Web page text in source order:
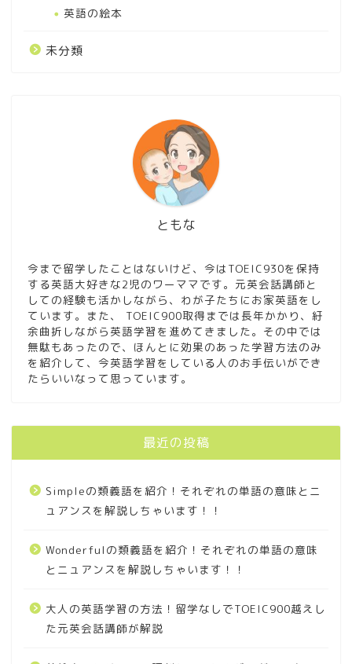
英語の絵本
未分類
ともな
今まで留学したことはないけど、今はTOEIC930を保持
する英語大好きな2児のワーママです。元英会話講師と
しての経験も活かしながら、わが子たちにお家英語をし
ています。また、 TOEIC900取得までは長年かかり、紆
余曲折しながら英語学習を進めてきました。その中では
無駄もあったので、ほんとに効果のあった学習方法のみ
を紹介して、今英語学習をしている人のお手伝いができ
たらいいなって思っています。
最近の投稿
Simpleの類義語を紹介！それぞれの単語の意味とニ
ュアンスを解説しちゃいます！！
Wonderfulの類義語を紹介！それぞれの単語の意味
とニュアンスを解説しちゃいます！！
大人の英語学習の方法！留学なしでTOEIC900越えし
た元英会話講師が解説
幼児英語絵本おすすめ！子
どもが楽しめる英語の絵本
を7項目別に紹介
楽天ABCmouseの口コミや
評判は高評価多し！その理
析！
スタディサプリビジネス英
語コースの口コミを
TOEIC900越え元英会話講
師が徹底分析
学習の取入れ方も教えちゃ
【厳選３冊】英語のおもし
ろい絵本の紹介！クスっと
身体の部位を英語絵本で楽
よく！対で言葉を覚えれる